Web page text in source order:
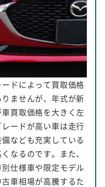
ドによって買取価格
ませんが、年式が新
買取価格を大きく左
ードが高い車は走行
なども充実している
なるのです。また、
仕様車や限定モデル
車相場が高騰するた